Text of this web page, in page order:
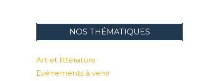
NOS THÉMATIQUES
Art et littérature
Evénements à venir